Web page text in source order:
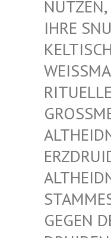
TZEN,
RE
LTISCHE,
UELLE
IDNISCH
UIDE